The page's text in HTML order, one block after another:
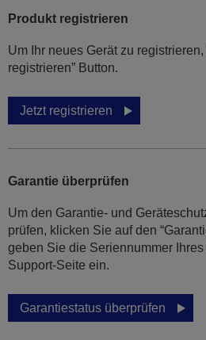
Produkt registrieren
Um Ihr neues Gerät zu
registrieren” Button.
Jetzt registrieren
Garantie überprüfen
Um den Garantie- und
prüfen, klicken Sie auf den
geben Sie die Seriennummer
Support-Seite ein.
Garantiestatus überprüfen